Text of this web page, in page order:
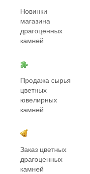
Новинки
магазина
драгоценных
камней
Продажа сырья
цветных
ювелирных
камней
Заказ цветных
драгоценных
камней